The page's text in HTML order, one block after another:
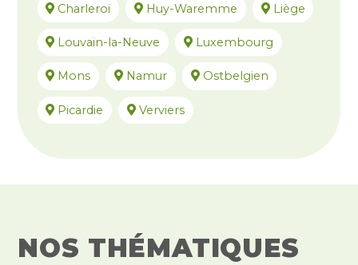
Charleroi Huy-Waremme Liège
Louvain-la-Neuve Luxembourg
Mons Namur Ostbelgien
Picardie Verviers
NOS THÉMATIQUES